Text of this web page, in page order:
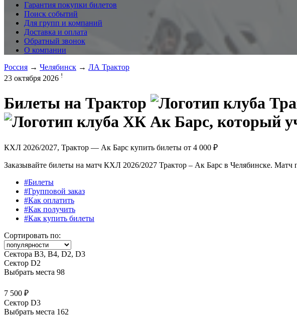
Гарантия покупки билетов
Поиск событий
Для групп и компаний
Доставка и оплата
Обратный звонок
О компании
Россия → Челябинск → ЛА Трактор
23 октября 2026 !
Билеты на Трактор
КХЛ 2026/2027, Трактор — Ак Барс купить билеты от 4 000 ₽
Заказывайте билеты на матч КХЛ 2026/2027 Трактор – Ак Барс в Челябинске.
#Билеты
#Групповой заказ
#Как оплатить
#Как получить
#Как купить билеты
Сортировать по:
Сектора В3, В4, D2, D3
Сектор D2
Выбрать места 98
7 500 ₽
Сектор D3
Выбрать места 162